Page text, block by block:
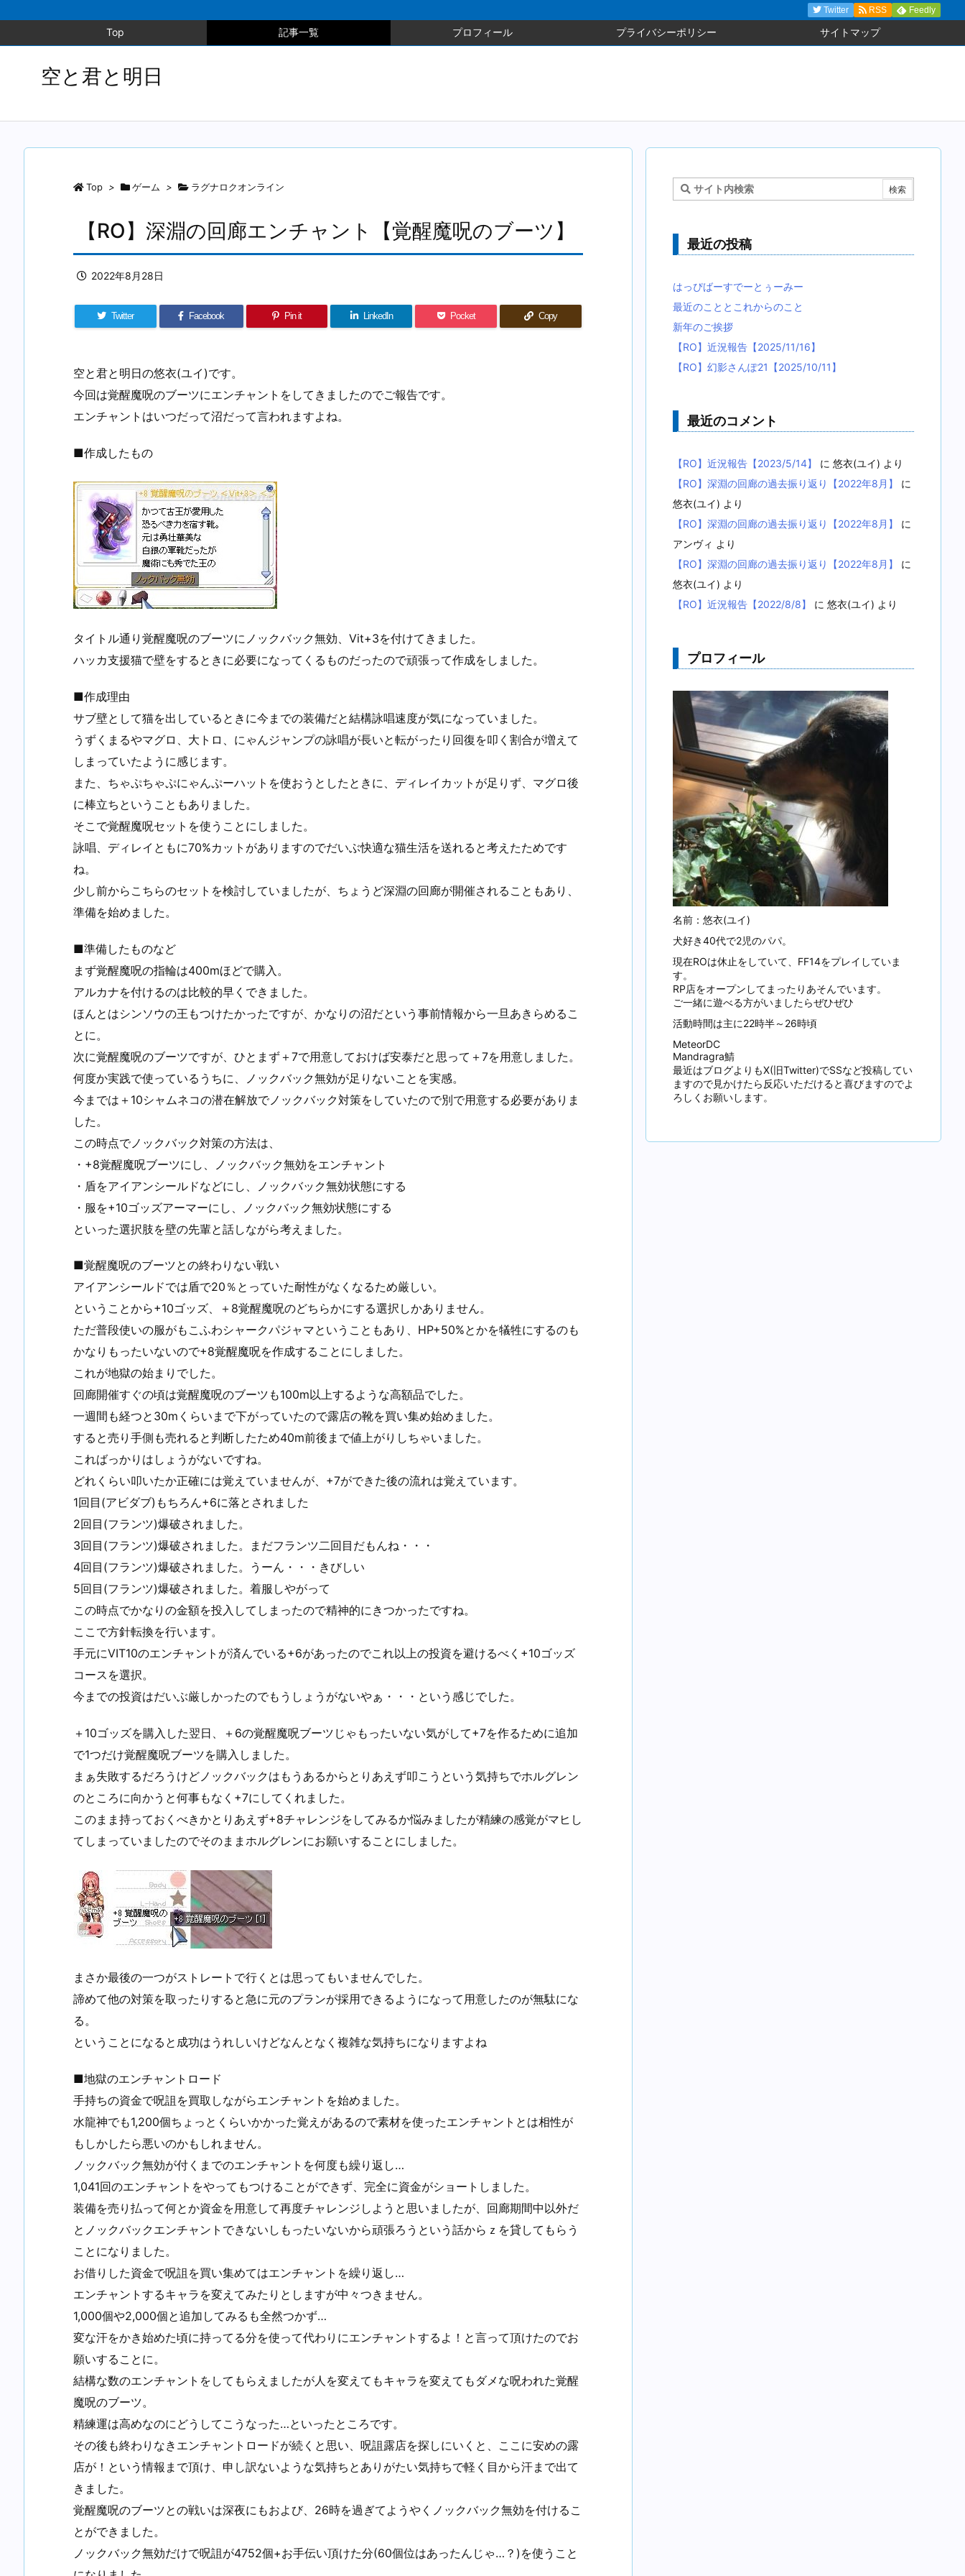
Top 記事一覧 プロフィール プライバシーポリシー サイトマップ
Twitter RSS Feedly
空と君と明日
Top > ゲーム > ラグナロクオンライン
【RO】深淵の回廊エンチャント【覚醒魔呪のブーツ】
2022年8月28日
Twitter Facebook Pin it LinkedIn Pocket Copy
空と君と明日の悠衣(ユイ)です。
今回は覚醒魔呪のブーツにエンチャントをしてきましたのでご報告です。
エンチャントはいつだって沼だって言われますよね。
■作成したもの
タイトル通り覚醒魔呪のブーツにノックバック無効、Vit+3を付けてきました。
ハッカ支援猫で壁をするときに必要になってくるものだったので頑張って作成をしました。
■作成理由
サブ壁として猫を出しているときに今までの装備だと結構詠唱速度が気になっていました。
うずくまるやマグロ、大トロ、にゃんジャンプの詠唱が長いと転がったり回復を叩く割合が増えて
しまっていたように感じます。
また、ちゃぷちゃぷにゃんぷーハットを使おうとしたときに、ディレイカットが足りず、マグロ後
に棒立ちということもありました。
そこで覚醒魔呪セットを使うことにしました。
詠唱、ディレイともに70%カットがありますのでだいぶ快適な猫生活を送れると考えたためです
ね。
少し前からこちらのセットを検討していましたが、ちょうど深淵の回廊が開催されることもあり、
準備を始めました。
■準備したものなど
まず覚醒魔呪の指輪は400mほどで購入。
アルカナを付けるのは比較的早くできました。
ほんとはシンソウの王もつけたかったですが、かなりの沼だという事前情報から一旦あきらめるこ
とに。
次に覚醒魔呪のブーツですが、ひとまず＋7で用意しておけば安泰だと思って＋7を用意しました。
何度か実践で使っているうちに、ノックバック無効が足りないことを実感。
今までは＋10シャムネコの潜在解放でノックバック対策をしていたので別で用意する必要がありま
した。
この時点でノックバック対策の方法は、
・+8覚醒魔呪ブーツにし、ノックバック無効をエンチャント
・盾をアイアンシールドなどにし、ノックバック無効状態にする
・服を+10ゴッズアーマーにし、ノックバック無効状態にする
といった選択肢を壁の先輩と話しながら考えました。
■覚醒魔呪のブーツとの終わりない戦い
アイアンシールドでは盾で20％とっていた耐性がなくなるため厳しい。
ということから+10ゴッズ、＋8覚醒魔呪のどちらかにする選択しかありません。
ただ普段使いの服がもこふわシャークパジャマということもあり、HP+50%とかを犠牲にするのも
かなりもったいないので+8覚醒魔呪を作成することにしました。
これが地獄の始まりでした。
回廊開催すぐの頃は覚醒魔呪のブーツも100m以上するような高額品でした。
一週間も経つと30mくらいまで下がっていたので露店の靴を買い集め始めました。
すると売り手側も売れると判断したため40m前後まで値上がりしちゃいました。
こればっかりはしょうがないですね。
どれくらい叩いたか正確には覚えていませんが、+7ができた後の流れは覚えています。
1回目(アビダブ)もちろん+6に落とされました
2回目(フランツ)爆破されました。
3回目(フランツ)爆破されました。まだフランツ二回目だもんね・・・
4回目(フランツ)爆破されました。うーん・・・きびしい
5回目(フランツ)爆破されました。着服しやがって
この時点でかなりの金額を投入してしまったので精神的にきつかったですね。
ここで方針転換を行います。
手元にVIT10のエンチャントが済んでいる+6があったのでこれ以上の投資を避けるべく+10ゴッズ
コースを選択。
今までの投資はだいぶ厳しかったのでもうしょうがないやぁ・・・という感じでした。
＋10ゴッズを購入した翌日、＋6の覚醒魔呪ブーツじゃもったいない気がして+7を作るために追加
で1つだけ覚醒魔呪ブーツを購入しました。
まぁ失敗するだろうけどノックバックはもうあるからとりあえず叩こうという気持ちでホルグレン
のところに向かうと何事もなく+7にしてくれました。
このまま持っておくべきかとりあえず+8チャレンジをしてみるか悩みましたが精練の感覚がマヒし
てしまっていましたのでそのままホルグレンにお願いすることにしました。
まさか最後の一つがストレートで行くとは思ってもいませんでした。
諦めて他の対策を取ったりすると急に元のプランが採用できるようになって用意したのが無駄にな
る。
ということになると成功はうれしいけどなんとなく複雑な気持ちになりますよね
■地獄のエンチャントロード
手持ちの資金で呪詛を買取しながらエンチャントを始めました。
水龍神でも1,200個ちょっとくらいかかった覚えがあるので素材を使ったエンチャントとは相性が
もしかしたら悪いのかもしれません。
ノックバック無効が付くまでのエンチャントを何度も繰り返し…
1,041回のエンチャントをやってもつけることができず、完全に資金がショートしました。
装備を売り払って何とか資金を用意して再度チャレンジしようと思いましたが、回廊期間中以外だ
とノックバックエンチャントできないしもったいないから頑張ろうという話からｚを貸してもらう
ことになりました。
お借りした資金で呪詛を買い集めてはエンチャントを繰り返し…
エンチャントするキャラを変えてみたりとしますが中々つきません。
1,000個や2,000個と追加してみるも全然つかず…
変な汗をかき始めた頃に持ってる分を使って代わりにエンチャントするよ！と言って頂けたのでお
願いすることに。
結構な数のエンチャントをしてもらえましたが人を変えてもキャラを変えてもダメな呪われた覚醒
魔呪のブーツ。
精練運は高めなのにどうしてこうなった…といったところです。
その後も終わりなきエンチャントロードが続くと思い、呪詛露店を探しにいくと、ここに安めの露
店が！という情報まで頂け、申し訳ないような気持ちとありがたい気持ちで軽く目から汗まで出て
きました。
覚醒魔呪のブーツとの戦いは深夜にもおよび、26時を過ぎてようやくノックバック無効を付けるこ
とができました。
ノックバック無効だけで呪詛が4752個+お手伝い頂けた分(60個位はあったんじゃ…？)を使うこと
最近の投稿
はっぴばーすでーとぅーみー
最近のこととこれからのこと
新年のご挨拶
【RO】近況報告【2025/11/16】
【RO】幻影さんぽ21【2025/10/11】
最近のコメント
【RO】近況報告【2023/5/14】 に 悠衣(ユイ) より
【RO】深淵の回廊の過去振り返り【2022年8月】
に
悠衣(ユイ) より
【RO】深淵の回廊の過去振り返り【2022年8月】
に
アンヴィ より
【RO】深淵の回廊の過去振り返り【2022年8月】
に
悠衣(ユイ) より
【RO】近況報告【2022/8/8】
に 悠衣(ユイ) より
プロフィール
名前：悠衣(ユイ)
犬好き40代で2児のパパ。
現在ROは休止をしていて、FF14をプレイしていま
す。
RP店をオープンしてまったりあそんでいます。
ご一緒に遊べる方がいましたらぜひぜひ
活動時間は主に22時半～26時頃
MeteorDC
Mandragra鯖
最近はブログよりもX(旧Twitter)でSSなど投稿してい
ますので見かけたら反応いただけると喜びますのでよ
ろしくお願いします。